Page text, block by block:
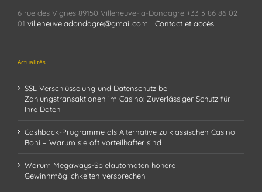
6 rue des Vignes 89150 Villeneuve-la-Dondagre +33 3 86 86 02
01 villeneuveladondagre@gmail.com Contact et accès
Actualités
SSL Verschlüsselung und Datenschutz bei
Zahlungstransaktionen im Casino: Zuverlässiger Schutz für
Ihre Daten
Cashback-Programme als Alternative zu klassischen Casino
Boni – Warum sie oft vorteilhafter sind
Warum Megaways-Spielautomaten höhere
Gewinnmöglichkeiten versprechen